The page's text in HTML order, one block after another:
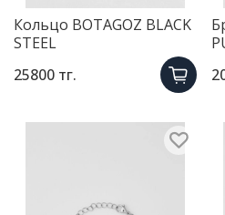
Кольцо BOTAGOZ BLACK
STEEL
25800 тг.